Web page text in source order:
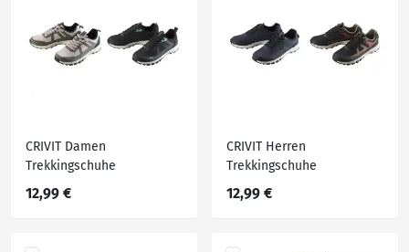
CRIVIT Damen
Trekkingschuhe
12,99 €
CRIVIT Herren
Trekkingschuhe
12,99 €